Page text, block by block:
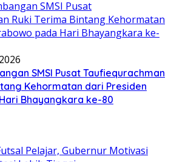
SMSI Pusat Taufiequrachman
Kehormatan dari Presiden
Bhayangkara ke-80